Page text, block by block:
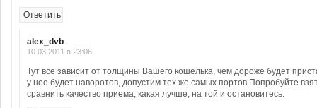
Ответить
alex_dvb:
10.03.2011 в 23:06
Тут все зависит от толщины Вашего кошелька, чем дороже будет
у нее будет наворотов, допустим тех же самых портов.Попробуйте
сравнить качество приема, какая лучше, на той и остановитесь.